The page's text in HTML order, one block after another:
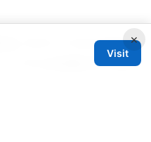
と今すぐできる対処
ラブルを即解決する実
×
Visit